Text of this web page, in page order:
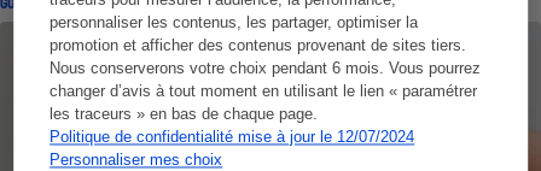
personnaliser les contenus, les partager, optimiser la
promotion et afficher des contenus provenant de sites tiers.
Nous conserverons votre choix pendant 6 mois. Vous pourrez
changer d’avis à tout moment en utilisant le lien « paramétrer
les traceurs » en bas de chaque page.
Politique de confidentialité mise à jour le 12/07/2024
Personnaliser mes choix